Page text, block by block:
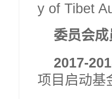
y of Tibet
委员会成
2017-
项目启动基